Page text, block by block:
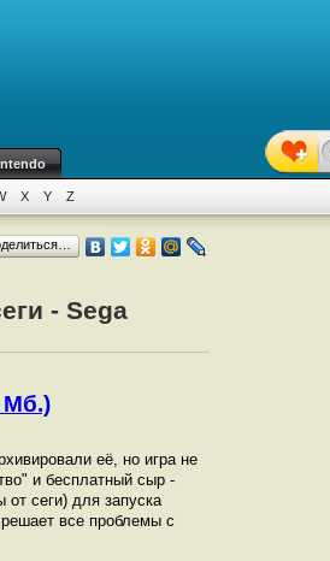
X Y Z
- Sega
Мб.)
её, но игра не
и бесплатный сыр -
от сеги) для запуска
все проблемы с